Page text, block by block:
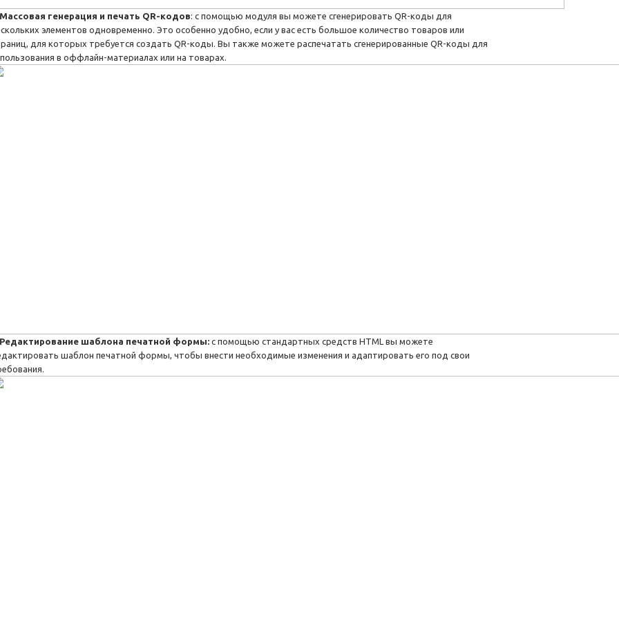
Массовая генерация и печать QR-кодов: с помощью модуля вы можете сгенерировать QR-коды для
элементов одновременно. Это особенно удобно, если у вас есть большое количество товаров или
для которых требуется создать QR-коды. Вы также можете распечатать сгенерированные QR-коды для
в оффлайн-материалах или на товарах.
Редактирование шаблона печатной формы: с помощью стандартных средств HTML вы можете
шаблон печатной формы, чтобы внести необходимые изменения и адаптировать его под свои